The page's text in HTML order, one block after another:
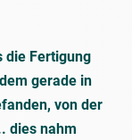
die Fertigung
gerade in
von der
dies nahm